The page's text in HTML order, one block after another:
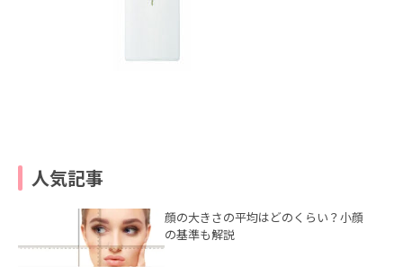
人気記事
顔の大きさの平均はどのくらい？小顔
の基準も解説